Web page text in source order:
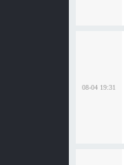
08-04 19:31